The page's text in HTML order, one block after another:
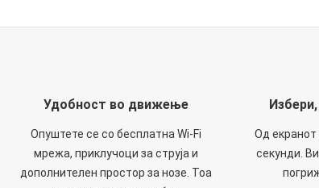
Удобност во движење
Опуштете се со бесплатна Wi-Fi
мрежа, приклучоци за струја и
дополнителен простор за нозе. Тоа
Избери,
Од екранот
секунди.